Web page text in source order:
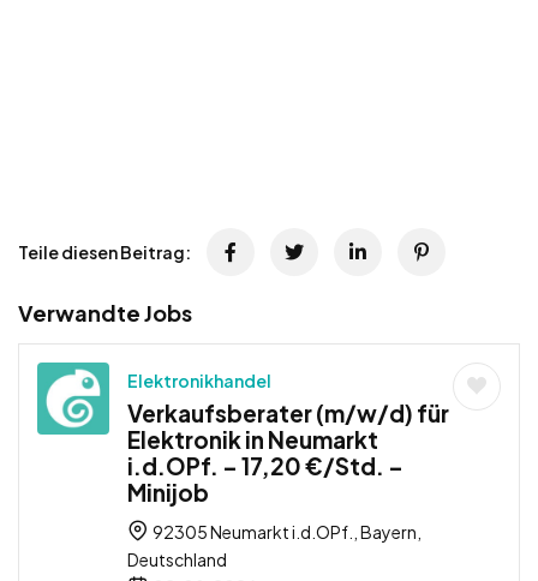
Teile diesen Beitrag:
Verwandte Jobs
Elektronikhandel
Verkaufsberater (m/w/d) für
Elektronik in Neumarkt
i.d.OPf. – 17,20 €/Std. –
Minijob
92305 Neumarkt i.d.OPf., Bayern,
Deutschland